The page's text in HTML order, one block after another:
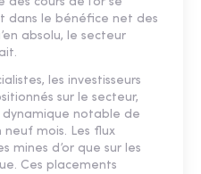
dans le bénéfice net des
absolu, le secteur
les investisseurs
sur le secteur,
dynamique notable de
mois. Les flux
mines d’or que sur les
Ces placements